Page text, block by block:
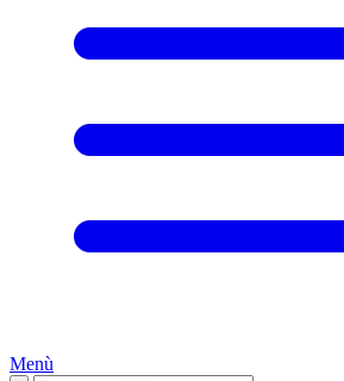
Menù